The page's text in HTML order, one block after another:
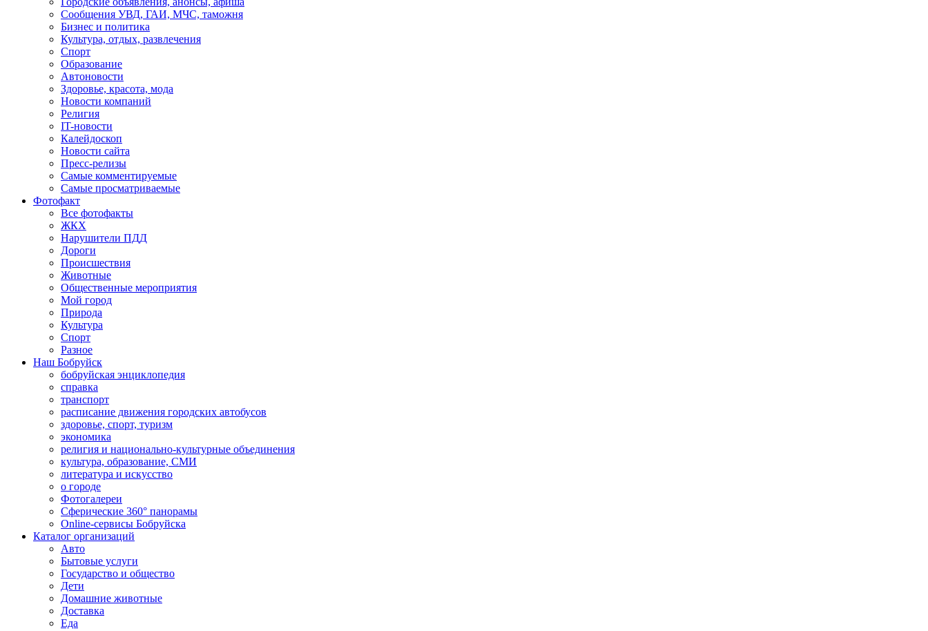
Сообщения УВД, ГАИ, МЧС, таможня
Бизнес и политика
Культура, отдых, развлечения
Спорт
Образование
Автоновости
Здоровье, красота, мода
Новости компаний
Религия
IT-новости
Калейдоскоп
Новости сайта
Пресс-релизы
Самые комментируемые
Самые просматриваемые
Фотофакт
Все фотофакты
ЖКХ
Нарушители ПДД
Дороги
Происшествия
Животные
Общественные мероприятия
Мой город
Природа
Культура
Спорт
Разное
Наш Бобруйск
бобруйская энциклопедия
справка
транспорт
расписание движения городских автобусов
здоровье, спорт, туризм
экономика
религия и национально-культурные объединения
культура, образование, СМИ
литература и искусство
о городе
Фотогалереи
Сферические 360° панорамы
Online-сервисы Бобруйска
Каталог организаций
Авто
Бытовые услуги
Государство и общество
Дети
Домашние животные
Доставка
Еда